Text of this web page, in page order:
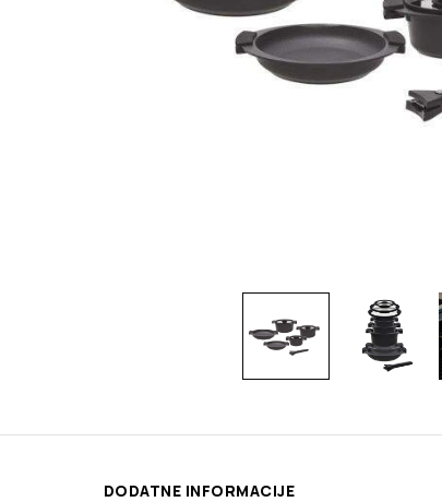
DODATNE INFORMACIJE